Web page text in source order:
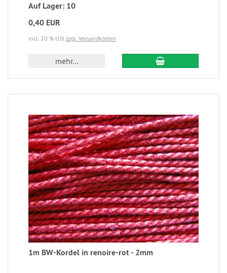
Auf Lager: 10
0,40 EUR
incl. 20 % USt zzgl. Versandkosten
mehr...
1m BW-Kordel in renoire-rot - 2mm